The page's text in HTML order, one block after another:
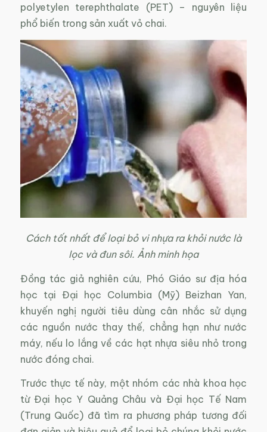
polyetylen terephthalate (PET) – nguyên liệu
phổ biến trong sản xuất vỏ chai.
Cách tốt nhất để loại bỏ vi nhựa ra khỏi nước là
lọc và đun sôi. Ảnh minh họa
Đồng tác giả nghiên cứu, Phó Giáo sư địa hóa
học tại Đại học Columbia (Mỹ) Beizhan Yan,
khuyến nghị người tiêu dùng cân nhắc sử dụng
các nguồn nước thay thế, chẳng hạn như nước
máy, nếu lo lắng về các hạt nhựa siêu nhỏ trong
nước đóng chai.
Trước thực tế này, một nhóm các nhà khoa học
từ Đại học Y Quảng Châu và Đại học Tế Nam
(Trung Quốc) đã tìm ra phương pháp tương đối